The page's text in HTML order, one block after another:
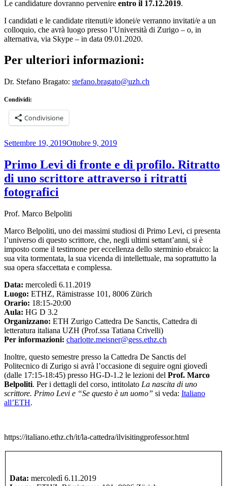
Le candidature dovranno pervenire entro il 17.12.2019.
I candidati e le candidate ritenuti/e idonei/e verranno invitati/e a un
colloquio, che avrà luogo presso l’Università di Zurigo – o, in
alternativa, via Skype – in data 09.01.2020.
Per ulteriori informazioni:
Dr. Stefano Bragato: stefano.bragato@uzh.ch
Condividi:
Condivisione
Pubblicato
Settembre 19, 2019Ottobre 9, 2019
Primo Levi di fronte e di profilo. Ritratto
di uno scrittore attraverso i ritratti
fotografici
Prof. Marco Belpoliti
Marco Belpoliti, uno dei massimi studiosi di Primo Levi, ci presenta
l’universo di questo scrittore, che, negli ultimi settant’anni, si è
imposto come il testimone per eccellenza dello sterminio ebraico: la
sua vita tormentata, la sua vicenda di intellettuale, ma soprattutto la
sua opera sfaccettata e complessa.
Data: mercoledì 6.11.2019
Luogo: ETHZ, Rämistrasse 101, 8006 Zürich
Orario: 18:15-20:00
Aula: HG D 3.2
Organizzano: ETH Zurigo Cattedra De Sanctis, Cattedra di
letteratura italiana UZH (Prof.ssa Tatiana Crivelli)
Per informazioni: charlotte.meisner@gess.ethz.ch
Inoltre, questo semestre presso la Cattedra De Sanctis del
Politecnico di Zurigo si avrà l’occasione di seguire ogni giovedì
(dalle 17:15-18:45) presso HG-D-1.2 le lezioni del Prof. Marco
Belpoliti. Per i dettagli del corso, intitolato La nascita di uno
scrittore. Primo Levi e “Se questo è un uomo” si veda: Italiano
all’ETH.
https://italiano.ethz.ch/it/la-cattedra/ilvisitingprofessor.html
Data: mercoledì 6.11.2019